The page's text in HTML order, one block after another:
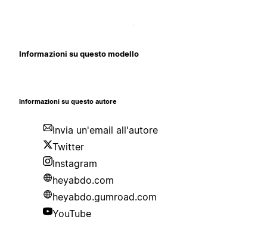
Informazioni su questo modello
Informazioni su questo autore
Invia un'email all'autore
Twitter
Instagram
heyabdo.com
heyabdo.gumroad.com
YouTube